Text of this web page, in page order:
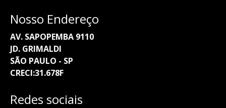
Nosso Endereço
AV. SAPOPEMBA 9110
JD. GRIMALDI
SÃO PAULO - SP
CRECI:31.678F
Redes sociais